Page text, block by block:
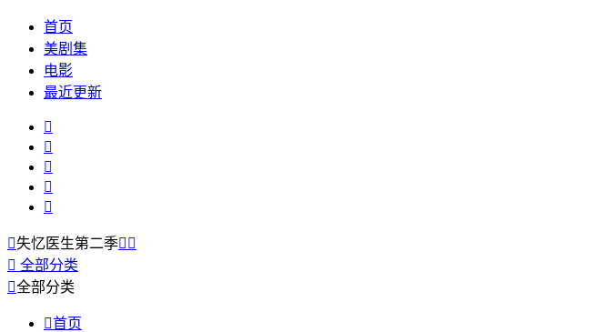
首页
美剧集
电影
最近更新





失忆医生第二季 
 全部分类
全部分类
首页